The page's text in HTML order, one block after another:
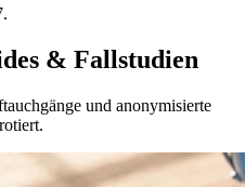
& Fallstudien
und anonymisierte